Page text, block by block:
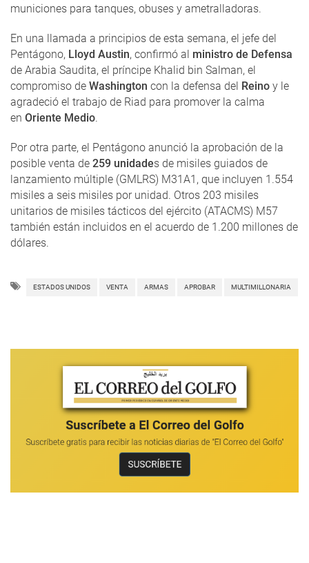
municiones para tanques, obuses y ametralladoras.
En una llamada a principios de esta semana, el jefe del
Pentágono, Lloyd Austin, confirmó al ministro de Defensa
de Arabia Saudita, el príncipe Khalid bin Salman, el
compromiso de Washington con la defensa del Reino y le
agradeció el trabajo de Riad para promover la calma
en Oriente Medio.
Por otra parte, el Pentágono anunció la aprobación de la
posible venta de 259 unidades de misiles guiados de
lanzamiento múltiple (GMLRS) M31A1, que incluyen 1.554
misiles a seis misiles por unidad. Otros 203 misiles
unitarios de misiles tácticos del ejército (ATACMS) M57
también están incluidos en el acuerdo de 1.200 millones de
dólares.
ESTADOS UNIDOS VENTA ARMAS APROBAR MULTIMILLONARIA